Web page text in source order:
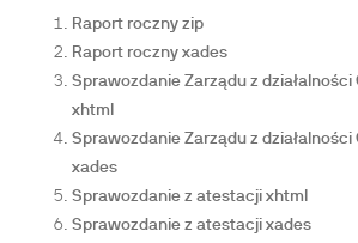
Raport roczny zip
Raport roczny xades
Sprawozdanie Zarządu z działalności
xhtml
Sprawozdanie Zarządu z działalności
xades
Sprawozdanie z atestacji xhtml
Sprawozdanie z atestacji xades